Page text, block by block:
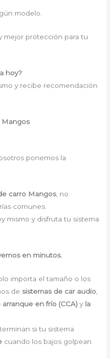
modelo.
mejor protección para tu
hoy?
y recibe recomendación
Mangos
ponemos la
carro Mangos, no
comunes.
mismo y disfruta tu sistema
en minutos.
importa el tamaño o los
de sistemas de car audio
en frío (CCA) y la
si tu sistema
cuando los bajos golpean